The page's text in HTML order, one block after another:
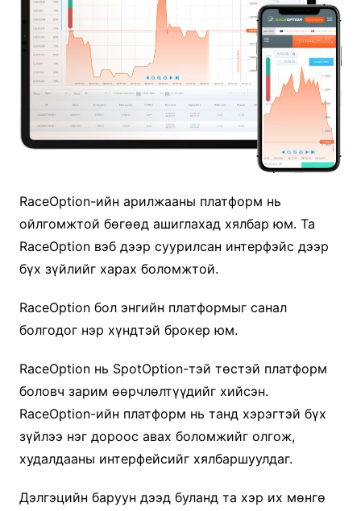
RaceOption-ийн арилжааны платформ нь
ойлгомжтой бөгөөд ашиглахад хялбар юм. Та
RaceOption вэб дээр суурилсан интерфэйс дээр
бүх зүйлийг харах боломжтой.
RaceOption бол энгийн платформыг санал
болгодог нэр хүндтэй брокер юм.
RaceOption нь SpotOption-тэй төстэй платформ
боловч зарим өөрчлөлтүүдийг хийсэн.
RaceOption-ийн платформ нь танд хэрэгтэй бүх
зүйлээ нэг дороос авах боломжийг олгож,
худалдааны интерфейсийг хялбаршуулдаг.
Дэлгэцийн баруун дээд буланд та хэр их мөнгө